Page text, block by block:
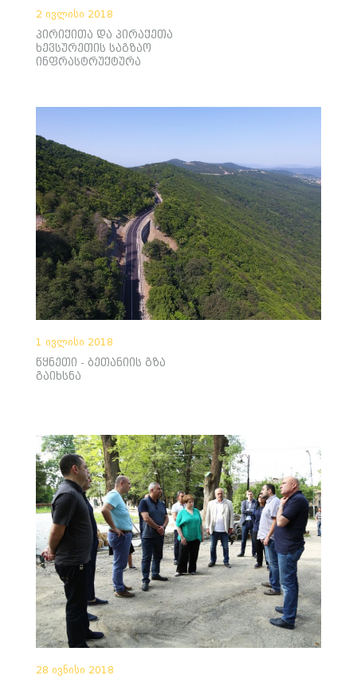
2 ივლისი 2018
პირიქითა და პირაქეთა
ხევსურეთის საგზაო
ინფრასტრუქტურა
1 ივლისი 2018
წყნეთი - ბეთანიის გზა
გაიხსნა
28 ივნისი 2018